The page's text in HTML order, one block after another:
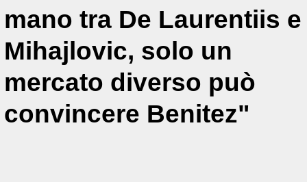
mano tra De Laurentiis e
Mihajlovic, solo un
mercato diverso può
convincere Benitez"